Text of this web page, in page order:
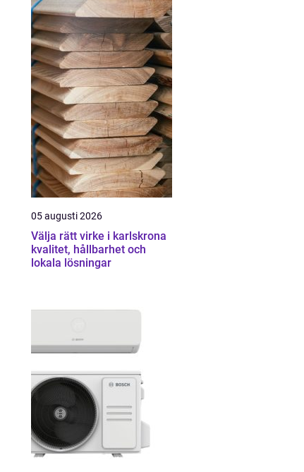
05 augusti 2026
Välja rätt virke i karlskrona
kvalitet, hållbarhet och
lokala lösningar